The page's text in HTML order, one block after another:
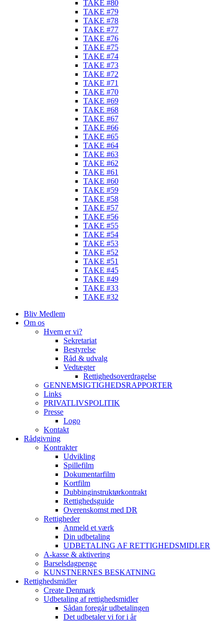
TAKE #80
TAKE #79
TAKE #78
TAKE #77
TAKE #76
TAKE #75
TAKE #74
TAKE #73
TAKE #72
TAKE #71
TAKE #70
TAKE #69
TAKE #68
TAKE #67
TAKE #66
TAKE #65
TAKE #64
TAKE #63
TAKE #62
TAKE #61
TAKE #60
TAKE #59
TAKE #58
TAKE #57
TAKE #56
TAKE #55
TAKE #54
TAKE #53
TAKE #52
TAKE #51
TAKE #45
TAKE #49
TAKE #33
TAKE #32
Bliv Medlem
Om os
Hvem er vi?
Sekretariat
Bestyrelse
Råd & udvalg
Vedtægter
Rettighedsoverdragelse
GENNEMSIGTIGHEDSRAPPORTER
Links
PRIVATLIVSPOLITIK
Presse
Logo
Kontakt
Rådgivning
Kontrakter
Udvikling
Spillefilm
Dokumentarfilm
Kortfilm
Dubbinginstruktørkontrakt
Rettighedsguide
Overenskomst med DR
Rettigheder
Anmeld et værk
Din udbetaling
UDBETALING AF RETTIGHEDSMIDLER
A-kasse & aktivering
Barselsdagpenge
KUNSTNERNES BESKATNING
Rettighedsmidler
Create Denmark
Udbetaling af rettighedsmidler
Sådan foregår udbetalingen
Det udbetaler vi for i år